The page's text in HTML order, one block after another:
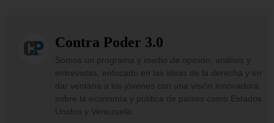
Contra Poder 3.0
Somos un programa y medio de opinión, análisis y
entrevistas, enfocado en las ideas de la derecha y en
dar ventana a los jóvenes con una visión innovadora
sobre la economía y política de países como Estados
Unidos y Venezuela.